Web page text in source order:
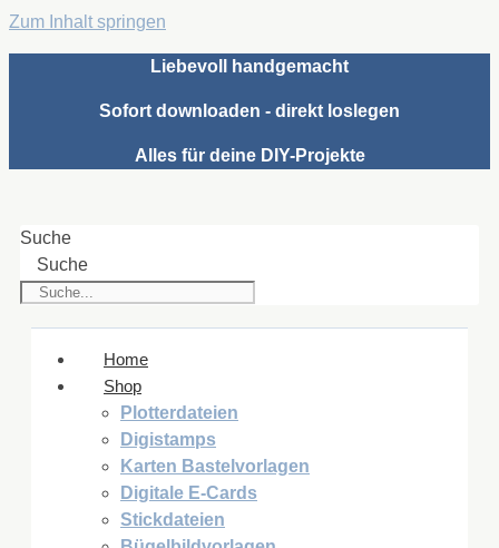
Zum Inhalt springen
Liebevoll handgemacht
Sofort downloaden - direkt loslegen
Alles für deine DIY-Projekte
Suche
Suche
Home
Shop
Plotterdateien
Digistamps
Karten Bastelvorlagen
Digitale E-Cards
Stickdateien